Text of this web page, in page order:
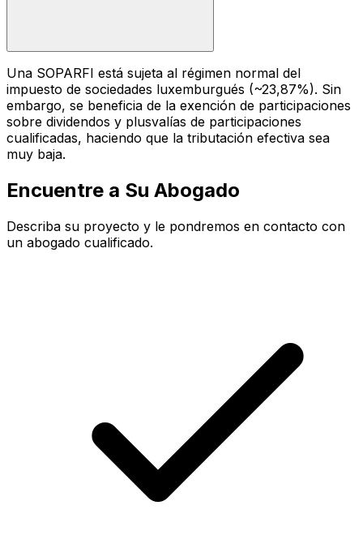
Una SOPARFI está sujeta al régimen normal del
impuesto de sociedades luxemburgués (~23,87%). Sin
embargo, se beneficia de la exención de participaciones
sobre dividendos y plusvalías de participaciones
cualificadas, haciendo que la tributación efectiva sea
muy baja.
Encuentre a Su Abogado
Describa su proyecto y le pondremos en contacto con
un abogado cualificado.